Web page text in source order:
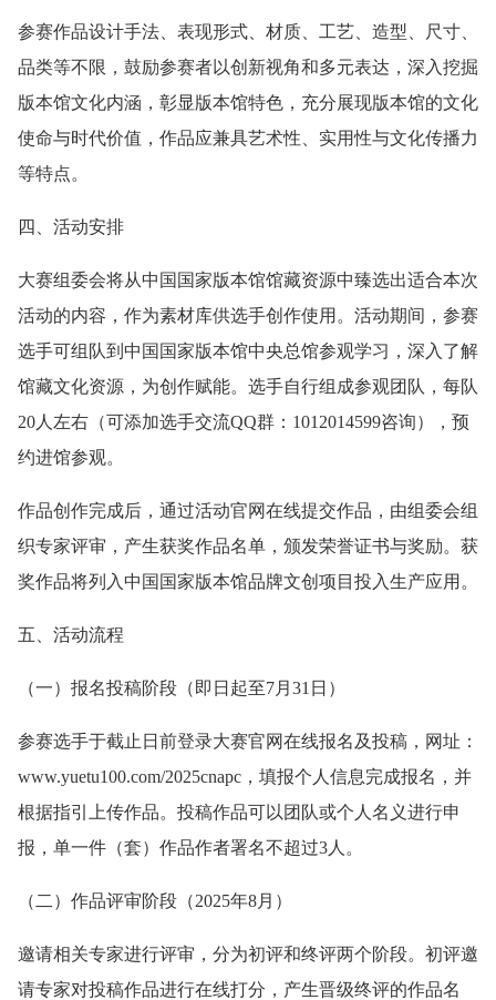
参赛作品设计手法、表现形式、材质、工艺、造型、尺寸、
品类等不限，鼓励参赛者以创新视角和多元表达，深入挖掘
版本馆文化内涵，彰显版本馆特色，充分展现版本馆的文化
使命与时代价值，作品应兼具艺术性、实用性与文化传播力
等特点。
四、活动安排
大赛组委会将从中国国家版本馆馆藏资源中臻选出适合本次
活动的内容，作为素材库供选手创作使用。活动期间，参赛
选手可组队到中国国家版本馆中央总馆参观学习，深入了解
馆藏文化资源，为创作赋能。选手自行组成参观团队，每队
20人左右（可添加选手交流QQ群：1012014599咨询），预
约进馆参观。
作品创作完成后，通过活动官网在线提交作品，由组委会组
织专家评审，产生获奖作品名单，颁发荣誉证书与奖励。获
奖作品将列入中国国家版本馆品牌文创项目投入生产应用。
五、活动流程
（一）报名投稿阶段（即日起至7月31日）
参赛选手于截止日前登录大赛官网在线报名及投稿，网址：
www.yuetu100.com/2025cnapc，填报个人信息完成报名，并
根据指引上传作品。投稿作品可以团队或个人名义进行申
报，单一件（套）作品作者署名不超过3人。
（二）作品评审阶段（2025年8月）
邀请相关专家进行评审，分为初评和终评两个阶段。初评邀
请专家对投稿作品进行在线打分，产生晋级终评的作品名